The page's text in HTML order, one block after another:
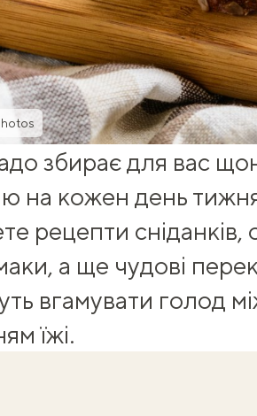
збирає для вас
на кожен день
рецепти сніданків,
а ще чудові
вгамувати голод
їжі.